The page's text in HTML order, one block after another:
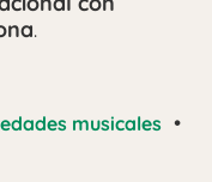
.
musicales •